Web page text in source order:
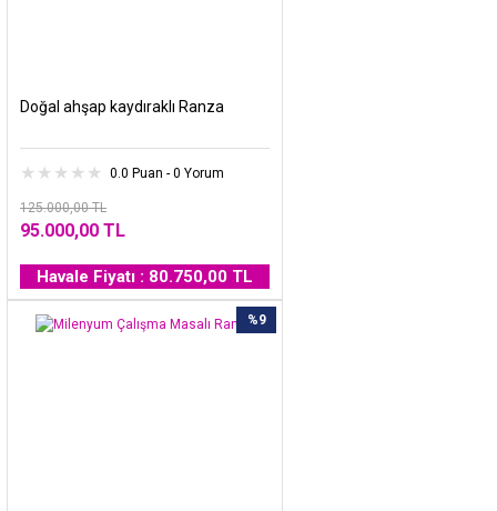
Doğal ahşap kaydıraklı Ranza
0.0 Puan - 0 Yorum
125.000,00 TL
95.000,00 TL
Havale Fiyatı : 80.750,00 TL
%9